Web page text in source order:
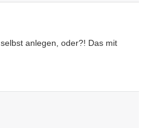
anlegen, oder?! Das mit